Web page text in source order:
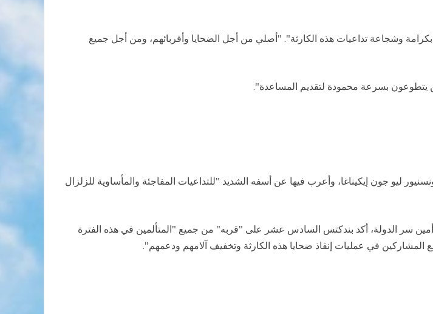
وشجاعة تداعيات هذه الكارثة". "أصلي من أجل الضحايا وأقربائهم، ومن أجل جميع
يتطوعون بسرعة محمودة لتقديم المساعدة".
المونسنيور ليو جون إيكيناغا، وأعرب فيها عن أسفه الشديد "للتداعيات المفاجئة والمأساوية للزلزال
أمين سر الدولة، أكد بندكتس السادس عشر على "قربه" من جميع "المتألمين في هذه الفترة
في عمليات إنقاذ ضحايا هذه الكارثة وتخفيف آلامهم ودعمهم".